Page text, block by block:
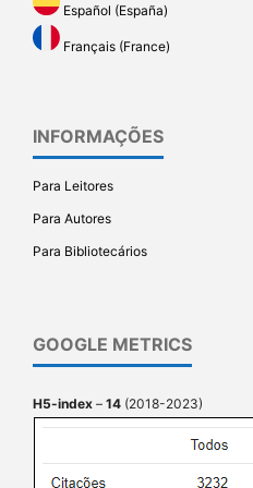
Español (España)
Français (France)
INFORMAÇÕES
Para Leitores
Para Autores
Para Bibliotecários
GOOGLE METRICS
H5-index – 14 (2018-2023)